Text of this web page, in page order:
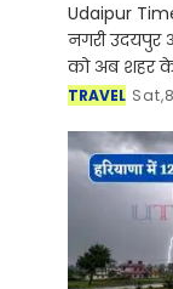
Udaipur
नगरी उदयपुर
को अब शहर
साथ-साथ
रूबरू करवान
TRAVEL